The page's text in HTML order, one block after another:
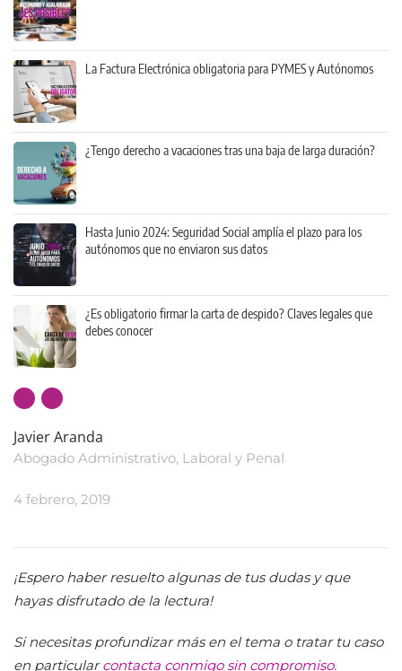
Javier Aranda
Abogado Administrativo, Laboral y Penal
4 febrero, 2019
¡Espero haber resuelto algunas de tus dudas y que
hayas disfrutado de la lectura!
Si necesitas profundizar más en el tema o tratar tu caso
en particularcontacta conmigo sin compromiso.
La Factura Electrónica obligatoria para PYMES y Autónomos
¿Tengo derecho a vacaciones tras una baja de larga duración?
Hasta Junio 2024: Seguridad Social amplía el plazo para los
autónomos que no enviaron sus datos
¿Es obligatorio firmar la carta de despido? Claves legales que
debes conocer